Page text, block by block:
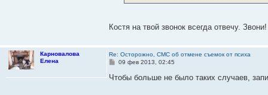
Костя на твой звонок всегда отвечу.
Карновалова
Елена
Re: Осторожно, СМС об отмене съемок от психа
С
о
09 фев 2013, 02:45
Чтобы больше не было таких случаев,